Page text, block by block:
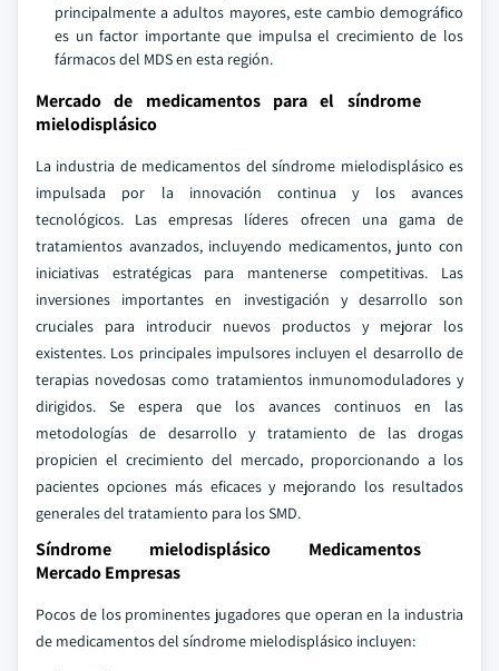
principalmente a adultos mayores, este cambio demográfico
es un factor importante que impulsa el crecimiento de los
fármacos del MDS en esta región.
Mercado de medicamentos para el síndrome
mielodisplásico
La industria de medicamentos del síndrome mielodisplásico es
impulsada por la innovación continua y los avances
tecnológicos. Las empresas líderes ofrecen una gama de
tratamientos avanzados, incluyendo medicamentos, junto con
iniciativas estratégicas para mantenerse competitivas. Las
inversiones importantes en investigación y desarrollo son
cruciales para introducir nuevos productos y mejorar los
existentes. Los principales impulsores incluyen el desarrollo de
terapias novedosas como tratamientos inmunomoduladores y
dirigidos. Se espera que los avances continuos en las
metodologías de desarrollo y tratamiento de las drogas
propicien el crecimiento del mercado, proporcionando a los
pacientes opciones más eficaces y mejorando los resultados
generales del tratamiento para los SMD.
Síndrome mielodisplásico Medicamentos
Mercado Empresas
Pocos de los prominentes jugadores que operan en la industria
de medicamentos del síndrome mielodisplásico incluyen: